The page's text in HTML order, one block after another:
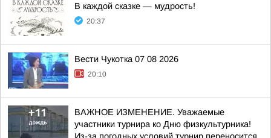
В каждой сказке — мудрость!
20:37
Вести Чукотка 07 08 2026
20:10
ВАЖНОЕ ИЗМЕНЕНИЕ. Уважаемые
участники турнира ко Дню физкультурника!